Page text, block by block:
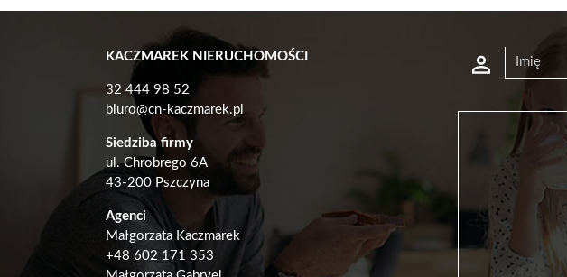
KACZMAREK NIERUCHOMOŚCI
32 444 98 52
biuro@cn-kaczmarek.pl
Siedziba firmy
ul. Chrobrego 6A
43-200 Pszczyna
Agenci
Małgorzata Kaczmarek
+48 602 171 353